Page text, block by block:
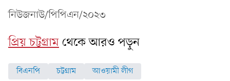
নিউজনাউ/পিপিএন/২০২৩
প্রিয় চট্টগ্রামথেকে আরও পড়ুন
বিএনপি চট্টগ্রাম আওয়ামী লীগ